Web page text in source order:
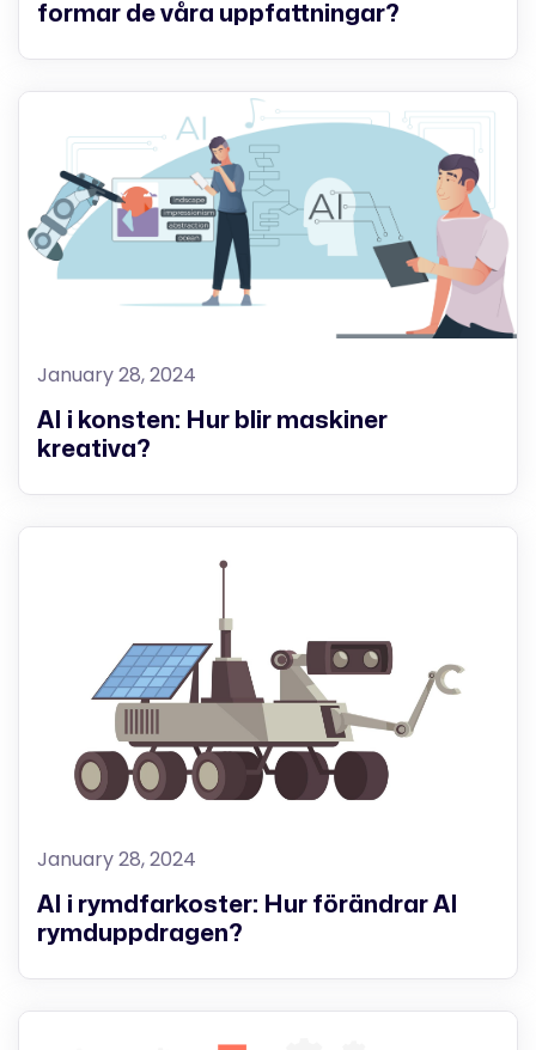
formar de våra uppfattningar?
January 28, 2024
AI i konsten: Hur blir maskiner
kreativa?
January 28, 2024
AI i rymdfarkoster: Hur förändrar AI
rymduppdragen?‍